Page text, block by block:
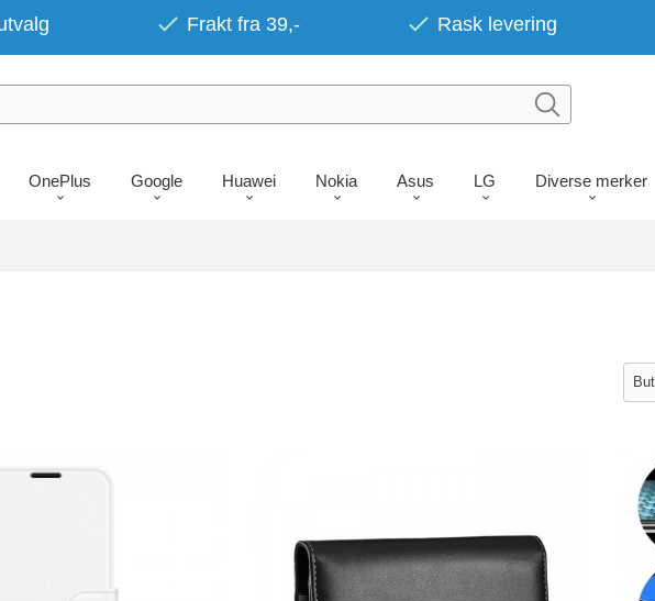
Frakt fra 39,- Rask levering
OnePlus Google Huawei Nokia Asus LG Diverse merker